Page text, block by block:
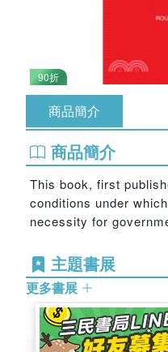
90折
商品簡介
商品簡介
This book, first
conditions under
necessity for
主題書展
更多書展